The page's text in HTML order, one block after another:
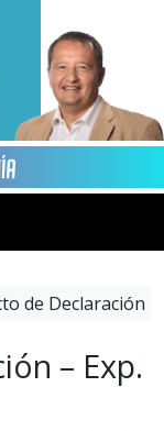
de Declaración –
– Exp.